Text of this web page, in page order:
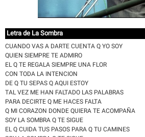
Letra de La Sombra
CUANDO VAS A DARTE CUENTA Q YO SOY
QUIEN SIEMPRE TE ADMIRO
EL Q TE REGALA SIEMPRE UNA FLOR
CON TODA LA INTENCION
DE Q TU SEPAS Q AQUI ESTOY
TAL VEZ ME HAN FALTADO LAS PALABRAS
PARA DECIRTE Q ME HACES FALTA
Q MI CORAZON DONDE QUIERA TE ACOMPAÑA
SOY LA SOMBRA Q TE SIGUE
EL Q CUIDA TUS PASOS PARA Q TU CAMINES